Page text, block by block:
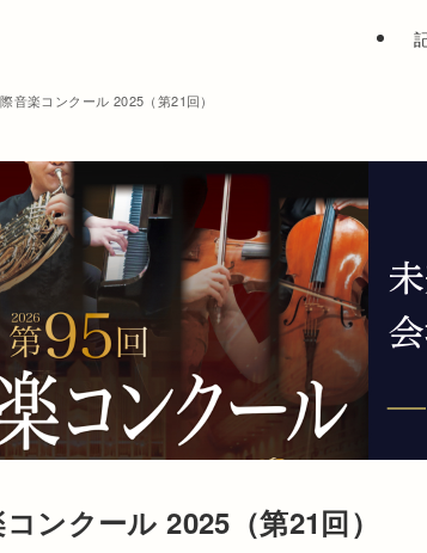
音楽コンクール 2025（第21回）
ンクール 2025（第21回）